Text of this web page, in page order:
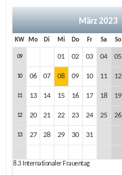
März 2023
KW Mo Di Mi Do Fr Sa So
09 01 02 03 04 05
10 06 07 08 09 10 11 12
11 13 14 15 16 17 18 19
12 20 21 22 23 24 25 26
13 27 28 29 30 31
8.3Internationaler Frauentag